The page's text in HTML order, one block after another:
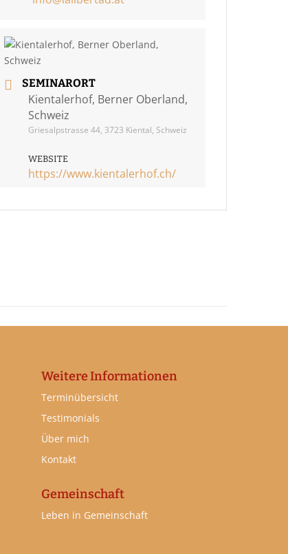
SEMINARORT
Kientalerhof, Berner Oberland,
Schweiz
Griesalpstrasse 44, 3723 Kiental, Schweiz
WEBSITE
https://www.kientalerhof.ch/
Weitere Informationen
Terminübersicht
Testimonials
Über mich
Kontakt
Gemeinschaft
Leben in Gemeinschaft